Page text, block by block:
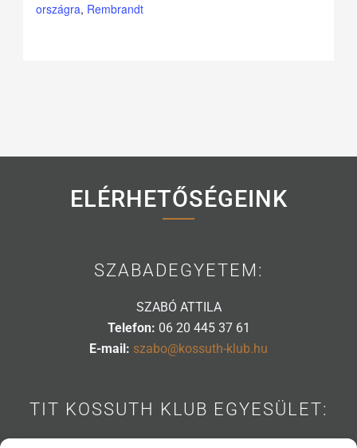
országra, Rembrandt
ELÉRHETŐSÉGEINK
SZABADEGYETEM:
SZABÓ ATTILA
Telefon: 06 20 445 37 61
E-mail: szabo@kossuth-klub.hu
TIT KOSSUTH KLUB EGYESÜLET: